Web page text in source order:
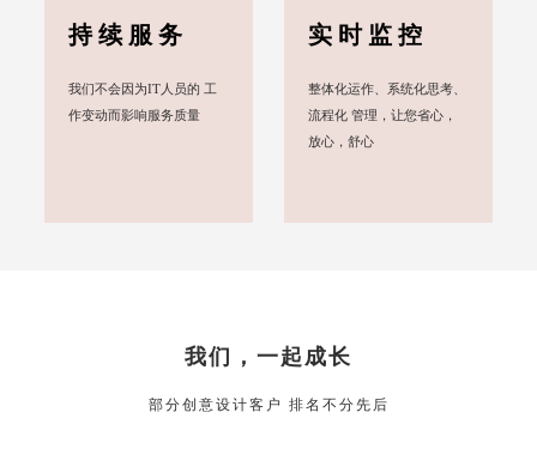
持续服务
我们不会因为IT人员的 工
作变动而影响服务质量
实时监控
整体化运作、系统化思考、
流程化 管理，让您省心，
放心，舒心
我们，一起成长
部分创意设计客户 排名不分先后